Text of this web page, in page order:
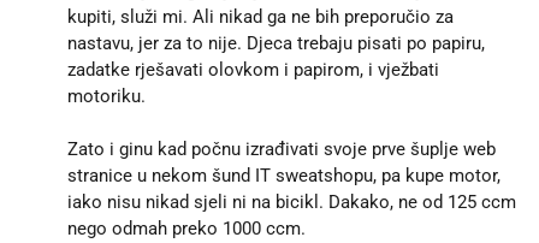
kupiti, služi mi. Ali nikad ga ne bih preporučio za
nastavu, jer za to nije. Djeca trebaju pisati po papiru,
zadatke rješavati olovkom i papirom, i vježbati
motoriku.
Zato i ginu kad počnu izrađivati svoje prve šuplje web
stranice u nekom šund IT sweatshopu, pa kupe motor,
iako nisu nikad sjeli ni na bicikl. Dakako, ne od 125 ccm
nego odmah preko 1000 ccm.